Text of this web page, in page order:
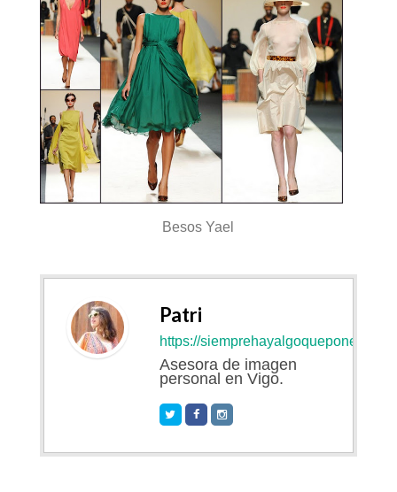
Besos Yael
Patri
https://
Asesora de imagen
personal en Vigo.